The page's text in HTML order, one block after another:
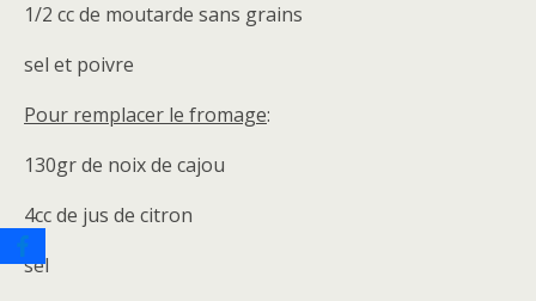
1/2 cc de moutarde sans grains
sel et poivre
Pour remplacer le fromage:
130gr de noix de cajou
4cc de jus de citron
sel